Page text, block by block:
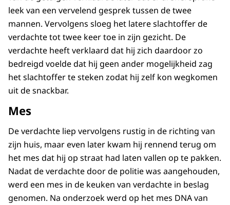
leek van een vervelend gesprek tussen de twee
mannen. Vervolgens sloeg het latere slachtoffer de
verdachte tot twee keer toe in zijn gezicht. De
verdachte heeft verklaard dat hij zich daardoor zo
bedreigd voelde dat hij geen ander mogelijkheid zag
het slachtoffer te steken zodat hij zelf kon wegkomen
uit de snackbar.
Mes
De verdachte liep vervolgens rustig in de richting van
zijn huis, maar even later kwam hij rennend terug om
het mes dat hij op straat had laten vallen op te pakken.
Nadat de verdachte door de politie was aangehouden,
werd een mes in de keuken van verdachte in beslag
genomen. Na onderzoek werd op het mes DNA van